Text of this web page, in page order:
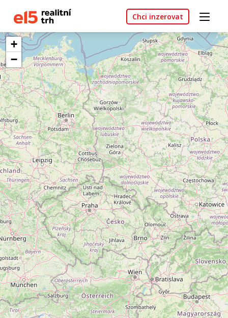
Chci inzerovat
+
−